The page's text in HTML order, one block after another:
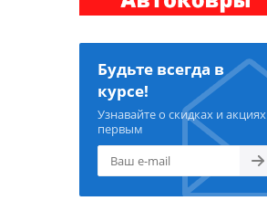
Будьте всегда в
курсе!
Узнавайте о скидках и акциях
первым